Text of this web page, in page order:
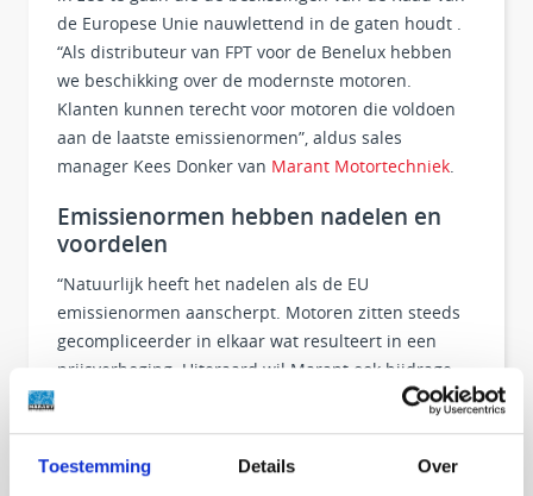
Toestemming Details Over
de Europese Unie nauwlettend in de gaten houdt .
“Als distributeur van FPT voor de Benelux hebben
we beschikking over de modernste motoren.
Klanten kunnen terecht voor motoren die voldoen
aan de laatste emissienormen”, aldus sales
manager Kees Donker van Marant Motortechniek.
Emissienormen hebben nadelen en
voordelen
“Natuurlijk heeft het nadelen als de EU
emissienormen aanscherpt. Motoren zitten steeds
gecompliceerder in elkaar wat resulteert in een
prijsverhoging. Uiteraard wil Marant ook bijdrage
leveren aan het minimaliseren van vervuilende
smog vervuilde stad neerzetten, wordt de lucht daar
schoner, dankzij het ATS systeem (After Treatment